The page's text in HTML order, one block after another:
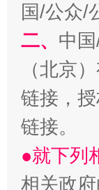
揭开“
国/公众/
二、 中
（北京
链接，
链接。
●就下列
相关政